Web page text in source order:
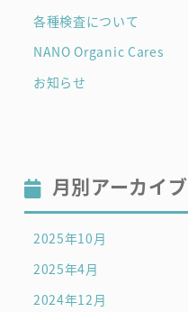
各種検査について
NANO Organic Cares
お知らせ
月別アーカイブ
2025年10月
2025年4月
2024年12月